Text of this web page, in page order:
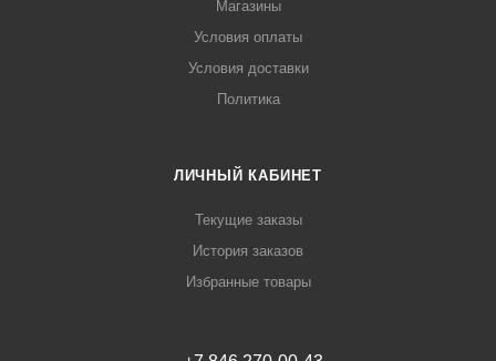
Магазины
Условия оплаты
Условия доставки
Политика
ЛИЧНЫЙ КАБИНЕТ
Текущие заказы
История заказов
Избранные товары